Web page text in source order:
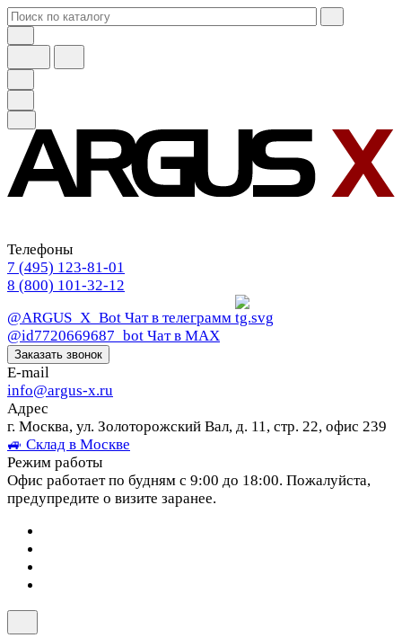
Телефоны
7 (495) 123-81-01
8 (800) 101-32-12
@ARGUS_X_Bot Чат в телеграмм
@id7720669687_bot Чат в МАХ
Заказать звонок
E-mail
info@argus-x.ru
Адрес
г. Москва, ул. Золоторожский Вал, д. 11, стр. 22, офис 239
🚙 Склад в Москве
Режим работы
Офис работает по будням с 9:00 до 18:00. Пожалуйста,
предупредите о визите заранее.